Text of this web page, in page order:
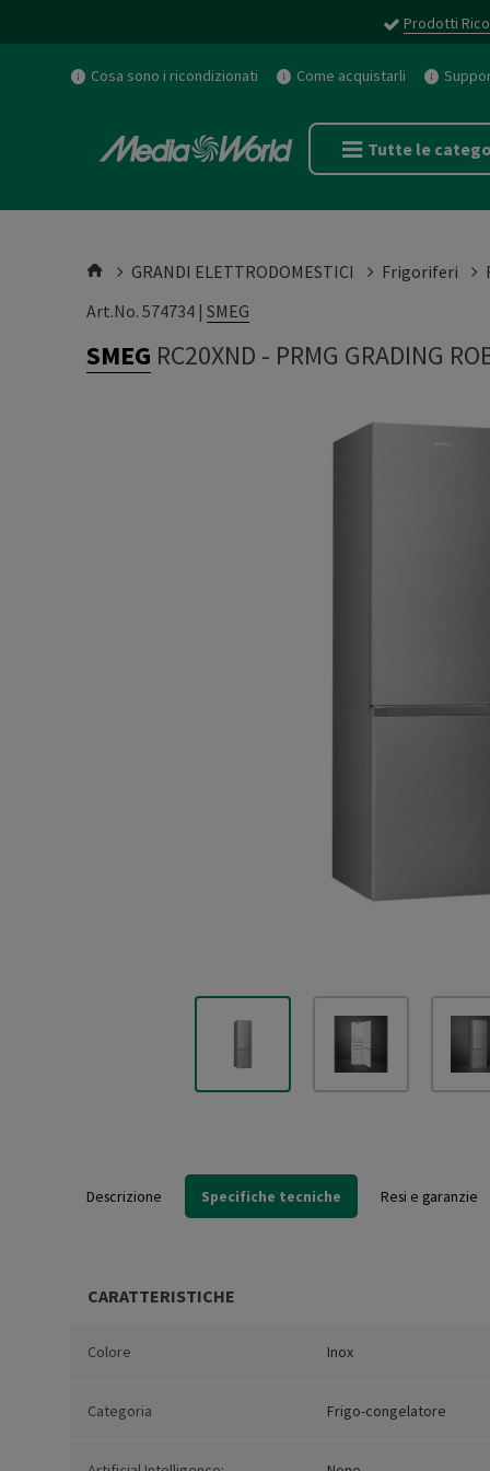
Prodotti
Cosa sono i ricondizionati Come acquistarli
Tutte le
GRANDI ELETTRODOMESTICI Frigoriferi
Art.No. 574734 | SMEG
SMEG RC20XND - PRMG GRADING
Descrizione Specifiche tecniche Resi e garanzie
CARATTERISTICHE
Colore Inox
Categoria Frigo-congelatore